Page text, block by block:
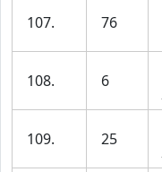
107. 76
108. 6
109. 25